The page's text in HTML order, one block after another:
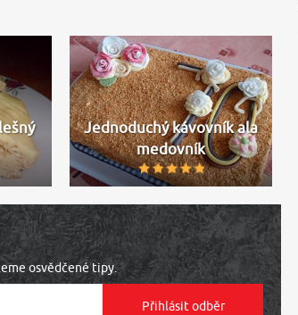
Jednoduchý kávovník ala
medovník
osvědčené tipy.